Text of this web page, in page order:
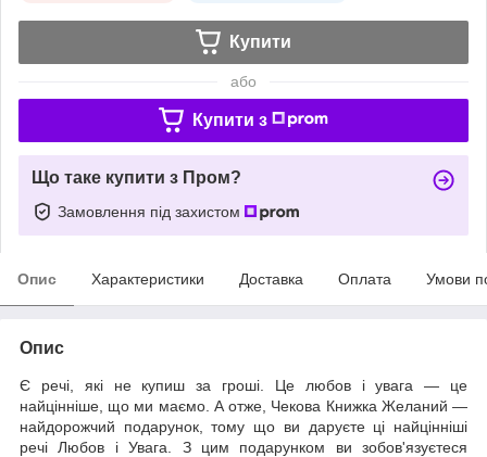
Купити
або
Купити з
Що таке купити з Пром?
Замовлення під захистом
Опис Характеристики Доставка Оплата Умови
Опис
Є речі, які не купиш за гроші. Це любов і увага — це
найцінніше, що ми маємо. А отже, Чекова Книжка Желаний —
найдорожчий подарунок, тому що ви даруєте ці найцінніші
речі Любов і Увага. З цим подарунком ви зобов'язуєтеся